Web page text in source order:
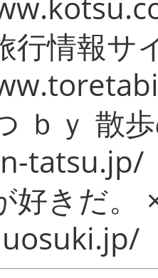
行情報サ
ｂｙ 散
tatsu.jp/
好きだ。